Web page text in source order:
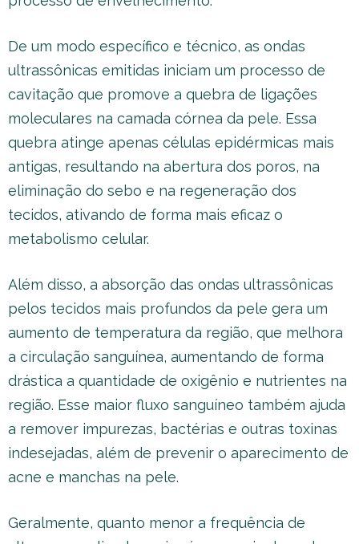
De um modo específico e técnico, as ondas
ultrassônicas emitidas iniciam um processo de
cavitação que promove a quebra de ligações
moleculares na camada córnea da pele. Essa
quebra atinge apenas células epidérmicas mais
antigas, resultando na abertura dos poros, na
eliminação do sebo e na regeneração dos
tecidos, ativando de forma mais eficaz o
metabolismo celular.
Além disso, a absorção das ondas ultrassônicas
pelos tecidos mais profundos da pele gera um
aumento de temperatura da região, que melhora
a circulação sanguínea, aumentando de forma
drástica a quantidade de oxigênio e nutrientes na
região. Esse maior fluxo sanguíneo também ajuda
a remover impurezas, bactérias e outras toxinas
indesejadas, além de prevenir o aparecimento de
acne e manchas na pele.
Geralmente, quanto menor a frequência de